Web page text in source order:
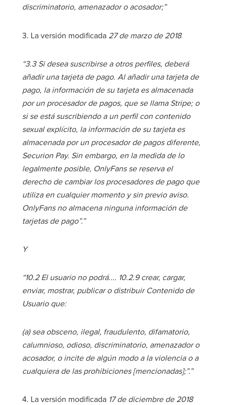
discriminatorio, amenazador o acosador;”
3. La versión modificada 27 de marzo de 2018
“3.3 Si desea suscribirse a otros perfiles, deberá
añadir una tarjeta de pago. Al añadir una tarjeta de
pago, la información de su tarjeta es almacenada
por un procesador de pagos, que se llama Stripe; o
si se está suscribiendo a un perfil con contenido
sexual explícito, la información de su tarjeta es
almacenada por un procesador de pagos diferente,
Securion Pay. Sin embargo, en la medida de lo
legalmente posible, OnlyFans se reserva el
derecho de cambiar los procesadores de pago que
utiliza en cualquier momento y sin previo aviso.
OnlyFans no almacena ninguna información de
tarjetas de pago”.”
Y
“10.2 El usuario no podrá.... 10.2.9 crear, cargar,
enviar, mostrar, publicar o distribuir Contenido de
Usuario que:
(a) sea obsceno, ilegal, fraudulento, difamatorio,
calumnioso, odioso, discriminatorio, amenazador o
acosador, o incite de algún modo a la violencia o a
cualquiera de las prohibiciones [mencionadas];”.”
4. La versión modificada 17 de diciembre de 2018